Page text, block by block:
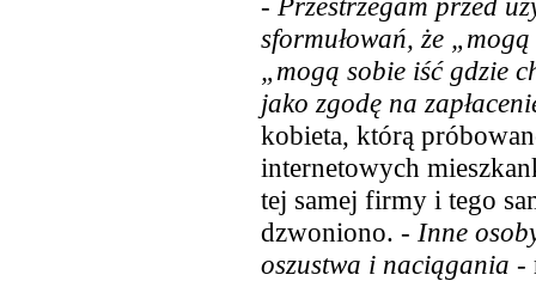
sformułowań, że
„mogą sobie iść gdzie
jako zgodę na
kobieta, którą
internetowych
tej samej firmy i tego
dzwoniono. - Inne
oszustwa i naciągania -